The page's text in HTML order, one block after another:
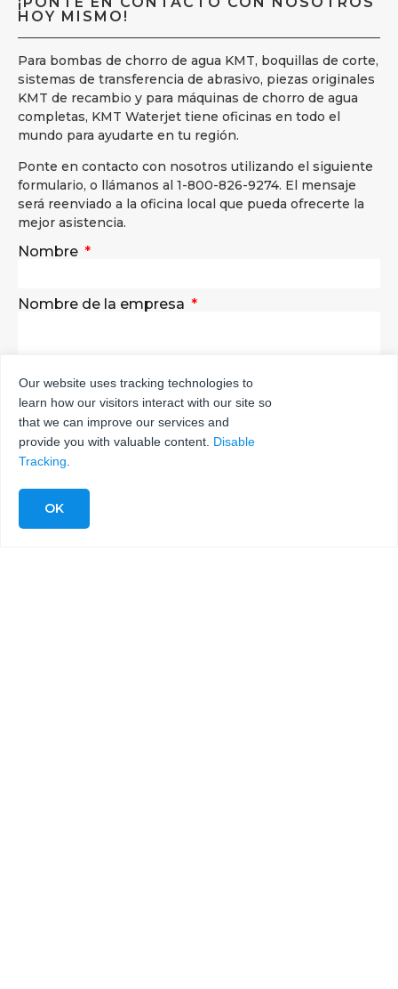
HOY MISMO!
Para bombas de chorro de agua KMT, boquillas de corte,
sistemas de transferencia de abrasivo, piezas originales
KMT de recambio y para máquinas de chorro de agua
completas, KMT Waterjet tiene oficinas en todo el
mundo para ayudarte en tu región.
Ponte en contacto con nosotros utilizando el siguiente
formulario, o llámanos al 1-800-826-9274. El mensaje
será reenviado a la oficina local que pueda ofrecerte la
mejor asistencia.
Nombre
Nombre de la empresa
País
Envía un correo electrónico a
Teléfono
Our website uses tracking technologies to
learn how our visitors interact with our site so
that we can improve our services and
provide you with valuable content. Disable
Tracking